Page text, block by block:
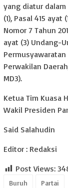
yang diatur dalam
(1), Pasal 415 ayat
Nomor 7 Tahun
ayat (3) Undang-
Perwakilan
MD3).
Ketua Tim Kuasa
Wakil Presiden
Said Salahudin
Editor : Redaksi
Post Views:
Buruh Partai